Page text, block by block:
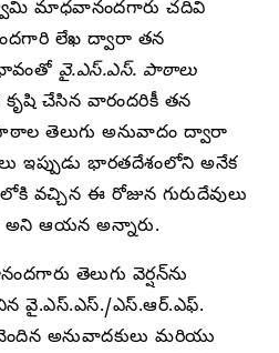
మాధవానందగారు చదివి
లేఖ ద్వారా తన
వై.ఎస్.ఎస్. పాఠాలు
చేసిన వారందరికీ తన
తెలుగు అనువాదం ద్వారా
ఇప్పుడు భారతదేశంలోని అనేక
వచ్చిన ఈ రోజున గురుదేవులు
అని ఆయన అన్నారు.
తెలుగు వెర్షన్‌ను
వై.ఎస్.ఎస్./ఎస్.ఆర్.ఎఫ్.
అనువాదకులు మరియు